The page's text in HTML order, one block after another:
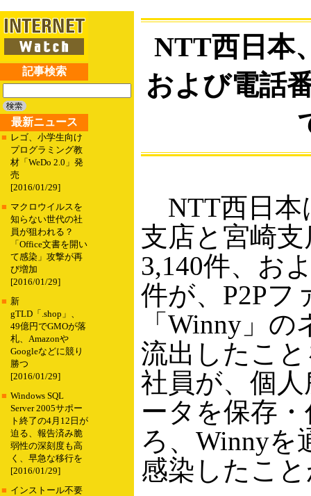
記事検索
最新ニュース
■ レゴ、小学生向け
プログラミング教
材「WeDo 2.0」発
売
[2016/01/29]
■ マクロウイルスを
知らない世代の社
員が狙われる？
「Office文書を開い
て感染」攻撃が再
び増加
[2016/01/29]
■ 新
gTLD「.shop」、
49億円でGMOが落
札、Amazonや
Googleなどに競り
勝つ
[2016/01/29]
■ Windows SQL
Server 2005サポー
ト終了の4月12日が
迫る、報告済み脆
弱性の深刻度も高
く、早急な移行を
[2016/01/29]
■ インストール不要
NTT西日本
および電話
NTT西日本
支店と宮崎
3,140件、お
件が、P2Pフ
「Winny」
流出したこ
社員が、個
ータを保存
ろ、Winnyを
感染したこ